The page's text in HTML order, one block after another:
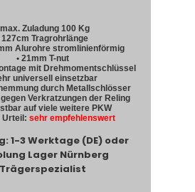
max. Zuladung 100 Kg
127cm Tragrohrlänge
Alurohre stromlinienförmig
• 21mm T-nut
mit Drehmomentschlüssel
universell einsetzbar
durch Metallschlösser
Verkratzungen der Reling
auf viele weitere PKW
Urteil: sehr empfehlenswert
1-3 Werktage (DE) oder
Lager Nürnberg
Trägerspezialist